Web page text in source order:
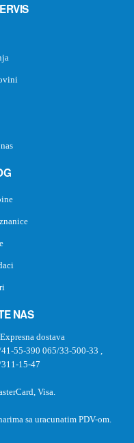
NAS
dostava
55-390 065/33-500-33
15-47
Visa.
sa uracunatim PDV-om.